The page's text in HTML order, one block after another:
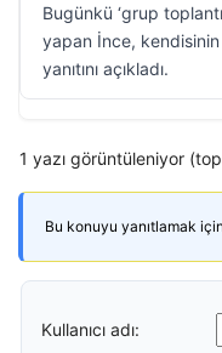
Bugünkü ‘grup
yapan İnce,
yanıtını açıkladı.
1 yazı görüntüleniyor
Bu konuyu yanıtlamak
Kullanıcı adı: